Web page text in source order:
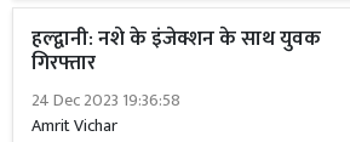
हल्द्वानी: नशे के इंजेक्शन के साथ युवक
गिरफ्तार
24 Dec 2023 19:36:58
Amrit Vichar